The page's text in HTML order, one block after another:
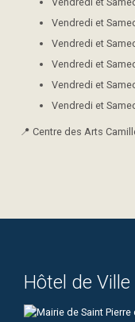
Vendredi et
Vendredi et
Vendredi et
Vendredi et
Vendredi et
📍 Centre des Arts
Hôtel de Ville